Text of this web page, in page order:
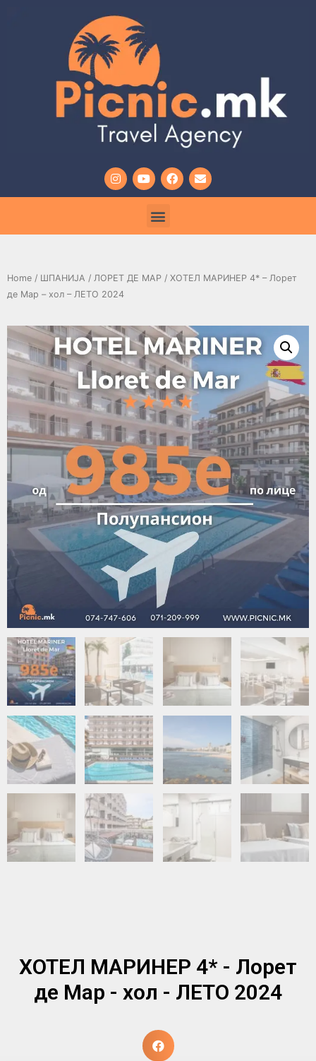
Home / ШПАНИЈА / ЛОРЕТ ДЕ МАР / ХОТЕЛ МАРИНЕР 4* – Лорет
де Мар – хол – ЛЕТО 2024
ХОТЕЛ МАРИНЕР 4* - Лорет
де Мар - хол - ЛЕТО 2024